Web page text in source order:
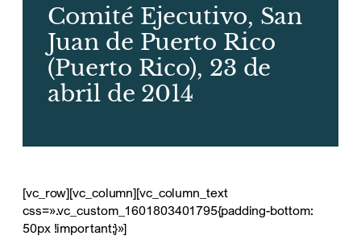
Comité Ejecutivo, San
Juan de Puerto Rico
(Puerto Rico), 23 de
abril de 2014
[vc_row][vc_column][vc_column_text
css=».vc_custom_1601803401795{padding-bottom:
50px !important;}»]